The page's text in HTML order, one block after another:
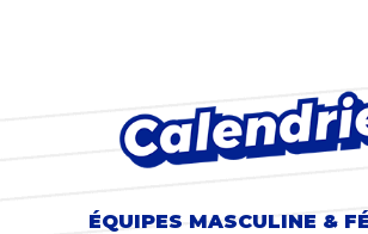
ÉQUIPES MASCULINE &